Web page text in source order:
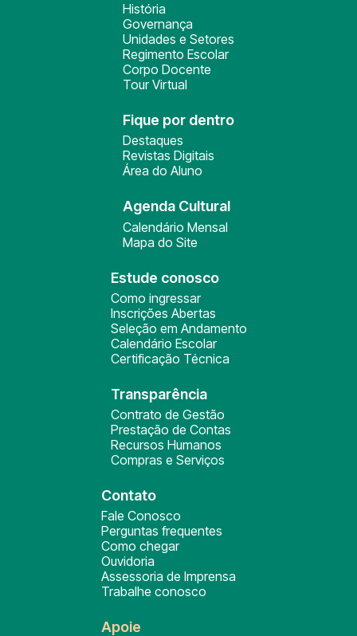
História
Governança
Unidades e Setores
Regimento Escolar
Corpo Docente
Tour Virtual
Fique por dentro
Destaques
Revistas Digitais
Área do Aluno
Agenda Cultural
Calendário Mensal
Mapa do Site
Estude conosco
Como ingressar
Inscrições Abertas
Seleção em Andamento
Calendário Escolar
Certificação Técnica
Transparência
Contrato de Gestão
Prestação de Contas
Recursos Humanos
Compras e Serviços
Contato
Fale Conosco
Perguntas frequentes
Como chegar
Ouvidoria
Assessoria de Imprensa
Trabalhe conosco
Apoie